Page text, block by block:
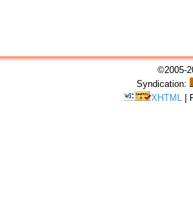
©2005-
Syndication:
XHTML